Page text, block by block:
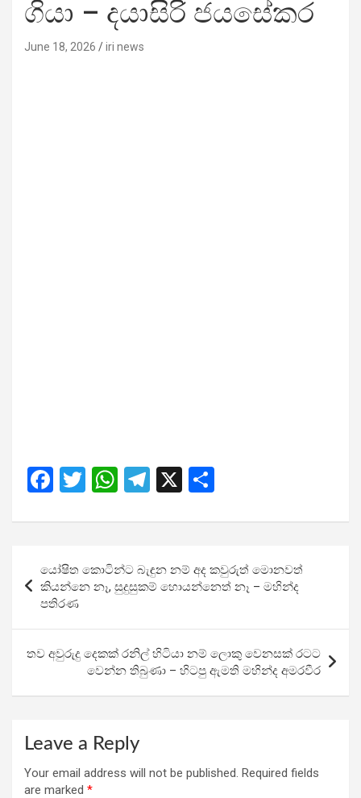
ගියා – දයාසිරි ජයසේකර
June 18, 2026 iri news
F
ce
b
o
o
k
T
tt
er
W
at
s
A
p
T
e
a
X
ar
e
navigation
යෝෂිත කොටින්ට බැඳුන නම් අද කවුරුත් මොනවත්
කියන්නෙ නෑ, සුදුසුකම් හොයන්නෙත් නෑ – මහින්ද
පතිරණ
තව අවුරුදු දෙකක් රනිල් හිටියා නම් ලොකු වෙනසක් රටට
වෙන්න තිබුණා – හිටපු ඇමති මහින්ද අමරවීර
Leave a Reply
Your email address will not be published. Required fields
are marked *